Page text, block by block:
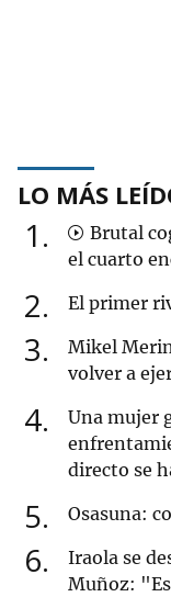
LO MÁS
1
Brutal
el cuarto
2 El primer
3
Mikel
volver a
4
Una mujer
directo se
5 Osasuna:
6
Iraola se
Muñoz: